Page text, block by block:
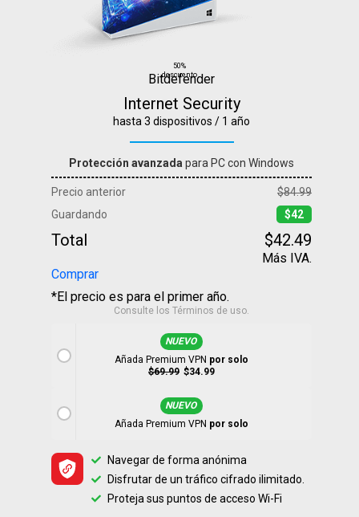
50%
descuento
Bitdefender
Internet Security
hasta 3 dispositivos / 1 año
Protección avanzada para PC con Windows
Precio anterior
$84.99
Guardando
$42
Total $42.49
Más IVA.
Comprar
*El precio es para el primer año.
Consulte los Términos de uso.
NUEVO
Añada Premium VPN por solo
$69.99 $34.99
NUEVO
Añada Premium VPN por solo
Navegar de forma anónima
Disfrutar de un tráfico cifrado ilimitado.
Proteja sus puntos de acceso Wi-Fi